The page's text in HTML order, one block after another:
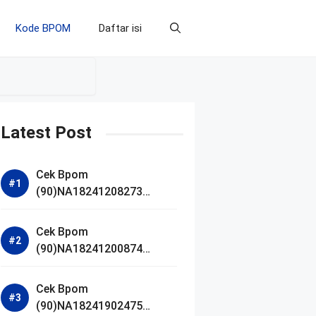
Kode BPOM Daftar isi
Latest Post
Cek Bpom
(90)NA18241208273
Bright Radiance Face
Wash
Cek Bpom
(90)NA18241200874
Acne Calm Micellar Water
Cek Bpom
(90)NA18241902475